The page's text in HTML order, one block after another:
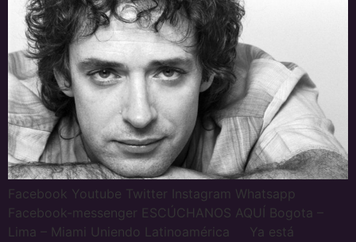
Facebook Youtube Twitter Instagram Whatsapp
Facebook-messenger ESCÚCHANOS AQUÍ Bogota –
Lima – Miami Uniendo Latinoamérica Ya está